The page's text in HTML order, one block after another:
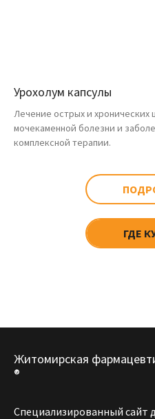
Урохолум капсулы
Лечение острых и хронических
мочекаменной болезни и
комплексной терапии.
ГДЕ
Житомирская
®
Специализированный сайт